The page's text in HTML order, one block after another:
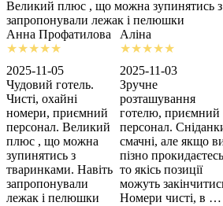
Великий плюс , що можна зупинятись з
запропонували лежак і пелюшки
Анна Профатилова
2025-11-05
Чудовий готель.
Чисті, охайні
номери, приємний
персонал. Великий
плюс , що можна
зупинятись з
тваринками. Навіть
запропонували
лежак і пелюшки
Аліна
2025-11-03
Зручне
розташування
готелю, приємний
персонал.
смачні, але якщо
пізно
то якісь позиції
можуть
Номери чисті, в …